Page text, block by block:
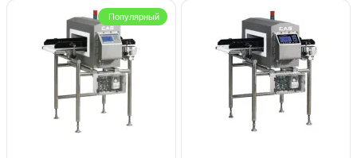
Популярный